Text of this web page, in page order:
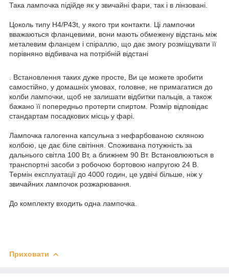
Така лампочка підійде як у звичайні фари, так і в лінзовані.
Цоколь типу Н4/P43t, у якого три контакти. Ці лампочки
вважаються фланцевими, вони мають обмежену відстань між
металевим фланцем і спіраллю, що дає змогу розміщувати її
порівняно відбивача на потрібній відстані
. Встановлення таких дуже просте, Ви це можете зробити
самостійно, у домашніх умовах, головне, не примагатися до
колби лампочки, щоб не залишати відбитки пальців, а також
бажано її попередньо протерти спиртом. Розмір відповідає
стандартам посадкових місць у фарі.
Лампочка галогенна капсульна з нефарбованою скляною
колбою, це дає біле світіння. Споживана потужність за
дальнього світла 100 Вт, а ближнем 90 Вт. Встановлюються в
транспортні засоби з робочою бортовою напругою 24 В.
Термін експлуатації до 4000 годин, це удвічі більше, ніж у
звичайних лампочок розжарювання.
До комплекту входить одна лампочка.
Приховати